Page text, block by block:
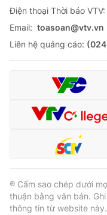
Ðiện thoại Thời báo VTV:
Email: toasoan@vtv.vn
Liên hệ quảng cáo:
® Cấm sao chép dưới
thuận bằng văn bản.
thông tin từ website này.